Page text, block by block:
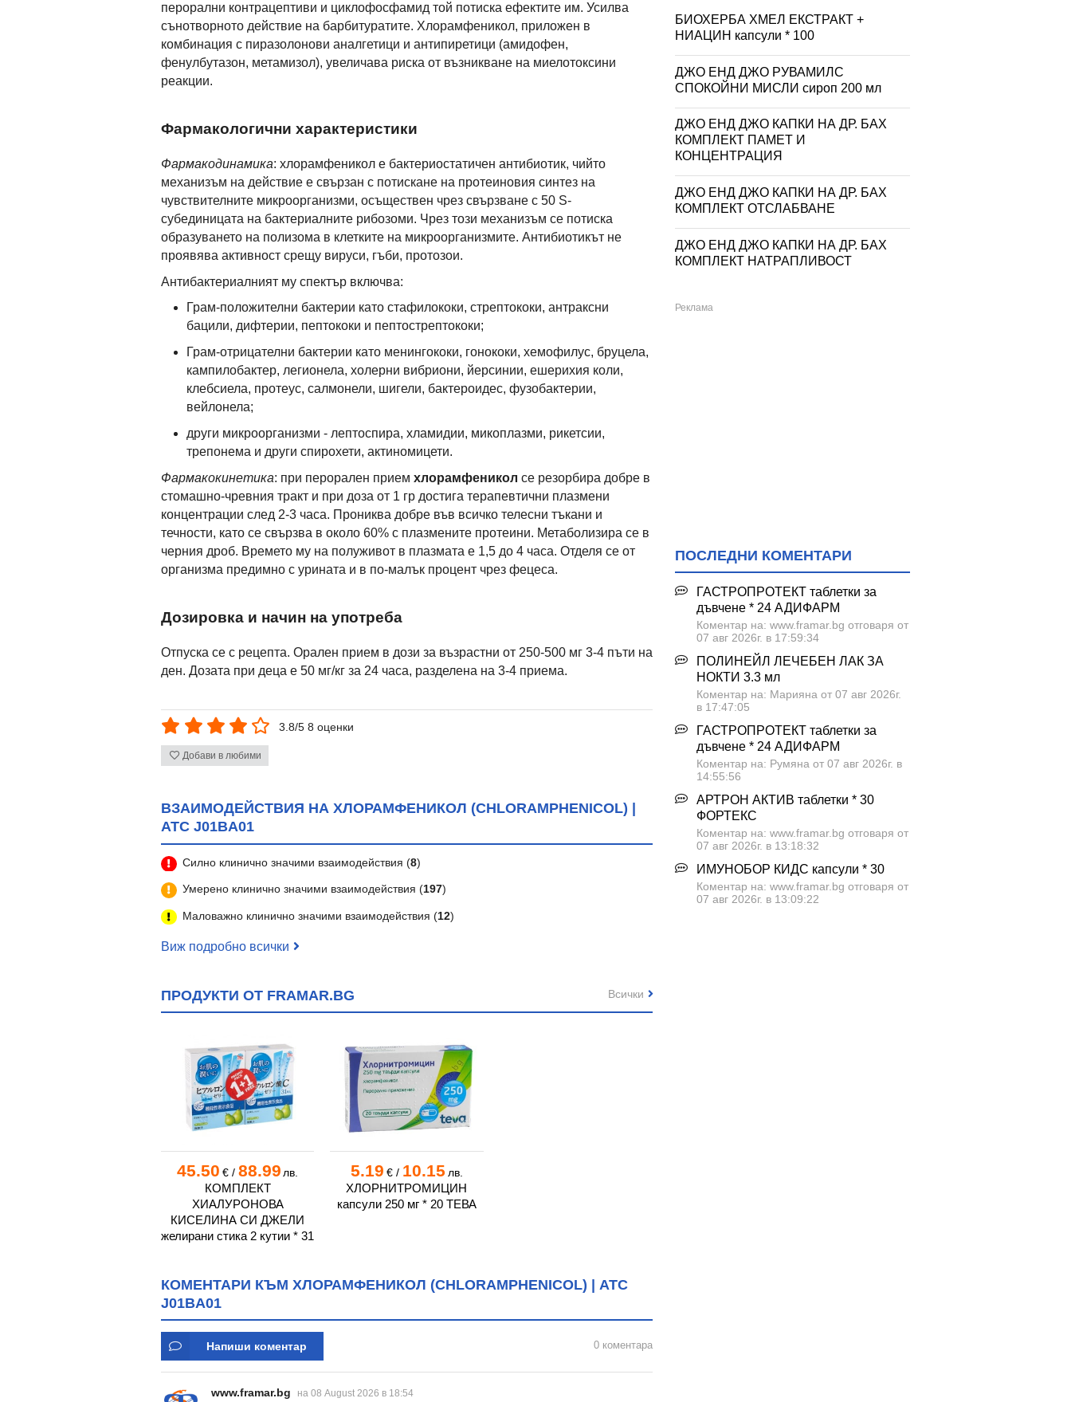
перорални контрацептиви и циклофосфамид той потиска ефектите им. Усилва
сънотворното действие на барбитуратите. Хлорамфеникол, приложен в
комбинация с пиразолонови аналгетици и антипиретици (амидофен,
фенулбутазон, метамизол), увеличава риска от възникване на миелотоксини
реакции.
Фармакологични характеристики
Фармакодинамика: хлорамфеникол е бактериостатичен антибиотик, чийто
механизъм на действие е свързан с потискане на протеиновия синтез на
чувствителните микроорганизми, осъществен чрез свързване с 50 S-
субединицата на бактериалните рибозоми. Чрез този механизъм се потиска
образуването на полизома в клетките на микроорганизмите. Антибиотикът не
проявява активност срещу вируси, гъби, протозои.
Антибактериалният му спектър включва:
Грам-положителни бактерии като стафилококи, стрептококи, антраксни
бацили, дифтерии, пептококи и пептострептококи;
Грам-отрицателни бактерии като менингококи, гонококи, хемофилус, бруцела,
кампилобактер, легионела, холерни вибриони, йерсинии, ешерихия коли,
клебсиела, протеус, салмонели, шигели, бактероидес, фузобактерии,
вейлонела;
други микроорганизми - лептоспира, хламидии, микоплазми, рикетсии,
трепонема и други спирохети, актиномицети.
Фармакокинетика: при перорален прием хлорамфеникол се резорбира добре в
стомашно-чревния тракт и при доза от 1 гр достига терапевтични плазмени
концентрации след 2-3 часа. Прониква добре във всичко телесни тъкани и
течности, като се свързва в около 60% с плазмените протеини. Метаболизира се в
черния дроб. Времето му на полуживот в плазмата е 1,5 до 4 часа. Отделя се от
организма предимно с урината и в по-малък процент чрез фецеса.
Дозировка и начин на употреба
Отпуска се с рецепта. Орален прием в дози за възрастни от 250-500 мг 3-4 пъти на
ден. Дозата при деца е 50 мг/кг за 24 часа, разделена на 3-4 приема.
3.8/5 8 оценки
Добави в любими
ВЗАИМОДЕЙСТВИЯ НА ХЛОРАМФЕНИКОЛ (CHLORAMPHENICOL) |
ATC J01BA01
Силно клинично значими взаимодействия (8)
Умерено клинично значими взаимодействия (197)
Маловажно клинично значими взаимодействия (12)
Виж подробно всички
ПРОДУКТИ ОТ FRAMAR.BG
45.50 €/ 88.99 лв.
КОМПЛЕКТ
ХИАЛУРОНОВА
КИСЕЛИНА СИ ДЖЕЛИ
желирани стика 2 кутии * 31
5.19 €/ 10.15 лв.
ХЛОРНИТРОМИЦИН
капсули 250 мг * 20 ТЕВА
Всички
КОМЕНТАРИ КЪМ ХЛОРАМФЕНИКОЛ (CHLORAMPHENICOL) | ATC
J01BA01
Напиши коментар 0 коментара
www.framar.bg на 08 August 2026 в 18:54
БИОХЕРБА ХМЕЛ ЕКСТРАКТ +
НИАЦИН капсули * 100
ДЖО ЕНД ДЖО РУВАМИЛС
СПОКОЙНИ МИСЛИ сироп 200 мл
ДЖО ЕНД ДЖО КАПКИ НА ДР. БАХ
КОМПЛЕКТ ПАМЕТ И
КОНЦЕНТРАЦИЯ
ДЖО ЕНД ДЖО КАПКИ НА ДР. БАХ
КОМПЛЕКТ ОТСЛАБВАНЕ
ДЖО ЕНД ДЖО КАПКИ НА ДР. БАХ
КОМПЛЕКТ НАТРАПЛИВОСТ
ПОСЛЕДНИ КОМЕНТАРИ
ГАСТРОПРОТЕКТ таблетки за
дъвчене * 24 АДИФАРМ
Коментар на: www.framar.bg отговаря от
07 авг 2026г. в 17:59:34
ПОЛИНЕЙЛ ЛЕЧЕБЕН ЛАК ЗА
НОКТИ 3.3 мл
Коментар на: Марияна от 07 авг 2026г.
в 17:47:05
ГАСТРОПРОТЕКТ таблетки за
дъвчене * 24 АДИФАРМ
Коментар на: Румяна от 07 авг 2026г. в
14:55:56
АРТРОН АКТИВ таблетки * 30
ФОРТЕКС
Коментар на: www.framar.bg отговаря от
07 авг 2026г. в 13:18:32
ИМУНОБОР КИДС капсули * 30
Коментар на: www.framar.bg отговаря от
07 авг 2026г. в 13:09:22